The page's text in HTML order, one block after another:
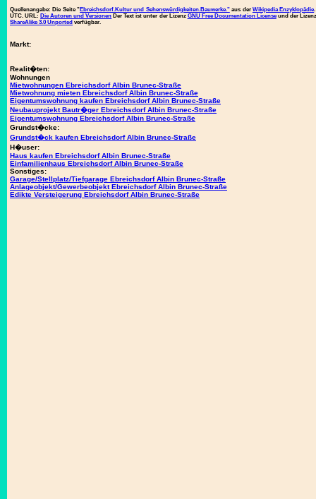
Quellenangabe: Die Seite "Ebreichsdorf.Kultur und Sehenswürdigkeiten.Bauwerke."aus der Wikipedia Enzyklopädie
UTC. URL: Die Autoren und Versionen Der Text ist unter der Lizenz GNU Free Documentation Licenseund der
ShareAlike 3.0 Unported verfügbar.
Markt:
Realit�ten:
Wohnungen
Mietwohnungen Ebreichsdorf Albin Brunec-Straße
Mietwohnung mieten Ebreichsdorf Albin Brunec-Straße
Eigentumswohnung kaufen Ebreichsdorf Albin Brunec-Straße
Neubauprojekt Bautr�ger Ebreichsdorf Albin Brunec-Straße
Eigentumswohnung Ebreichsdorf Albin Brunec-Straße
Grundst�cke:
Grundst�ck kaufen Ebreichsdorf Albin Brunec-Straße
H�user:
Haus kaufen Ebreichsdorf Albin Brunec-Straße
Einfamilienhaus Ebreichsdorf Albin Brunec-Straße
Sonstiges:
Garage/Stellplatz/Tiefgarage Ebreichsdorf Albin Brunec-Straße
Anlageobjekt/Gewerbeobjekt Ebreichsdorf Albin Brunec-Straße
Edikte Versteigerung Ebreichsdorf Albin Brunec-Straße